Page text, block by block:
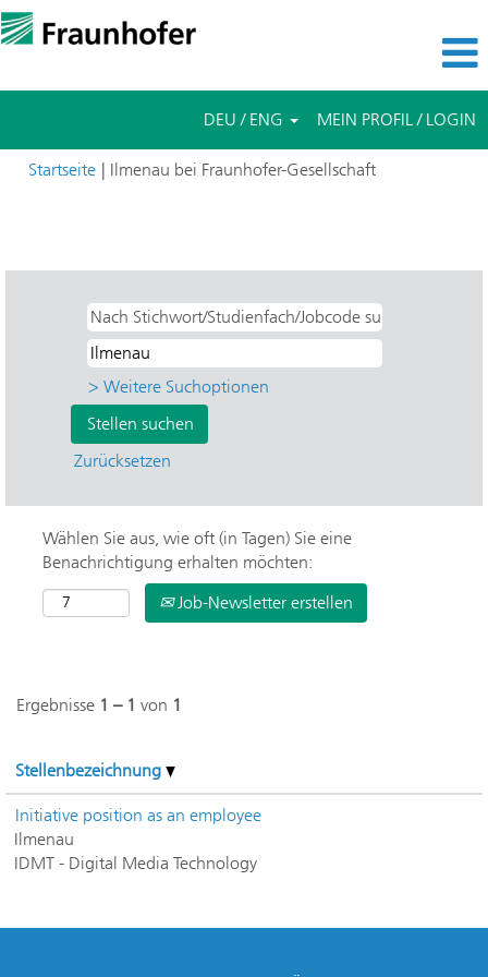
DEU / ENG MEIN PROFIL / LOGIN
Startseite | Ilmenau bei Fraunhofer-Gesellschaft(aktuelle
> Weitere Suchoptionen
Zurücksetzen
Wählen Sie aus, wie oft (in Tagen) Sie eine
Benachrichtigung erhalten möchten:
Job-Newsletter erstellen
Ergebnisse 1 – 1 von 1
Stellenbezeichnung
Initiative position as an employee
Ilmenau
IDMT - Digital Media Technology